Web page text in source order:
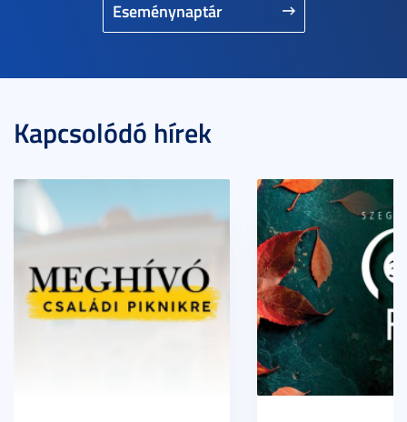
Eseménynaptár
Kapcsolódó hírek